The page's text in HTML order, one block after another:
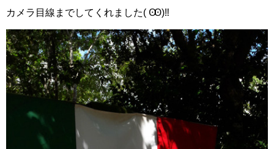
カメラ目線までしてくれました( Ꙭ)‼︎